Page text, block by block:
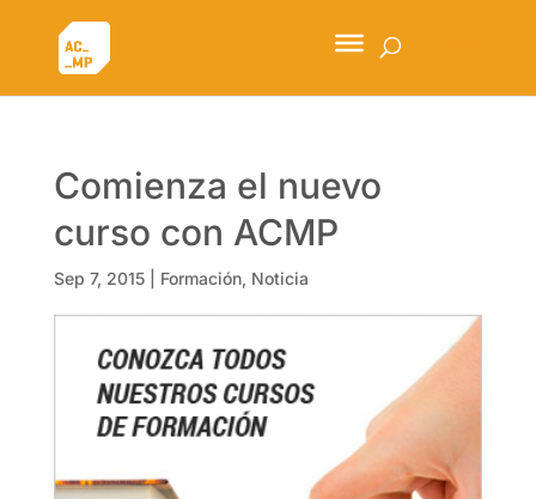
Comienza el nuevo
curso con ACMP
Sep 7, 2015| Formación, Noticia